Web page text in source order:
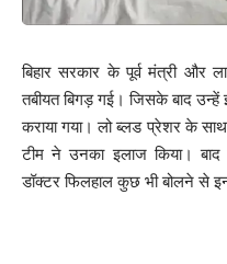
बिहार सरकार के पूर्व मंत्री और
तबीयत बिगड़ गई। जिसके बाद
कराया गया। लो ब्लड प्रेशर के
टीम ने उनका इलाज किया। बाद
डॉक्टर फिलहाल कुछ भी बोलने से